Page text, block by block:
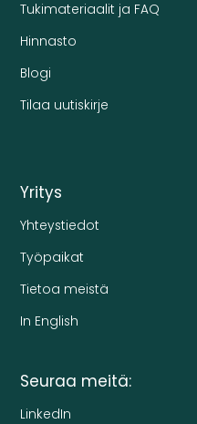
Tukimateriaalit ja FAQ
Hinnasto
Blogi
Tilaa uutiskirje
Yritys
Yhteystiedot
Työpaikat
Tietoa meistä
In English
Seuraa meitä:
LinkedIn